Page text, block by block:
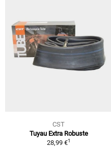
CST
Tuyau Extra Robuste
28,99 €1